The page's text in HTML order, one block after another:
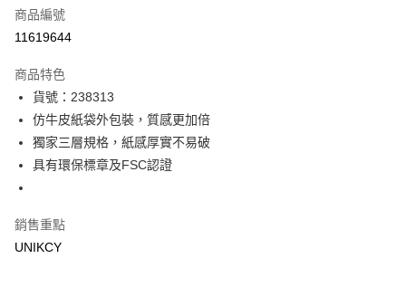
信用卡一次付款
Apple Pay
街口支付
悠遊付
Google Pay
商品編號
11619644
商品特色
貨號：238313
仿牛皮紙袋外包裝，質感更加倍
獨家三層規格，紙感厚實不易破
具有環保標章及FSC認證
銷售重點
UNIKCY